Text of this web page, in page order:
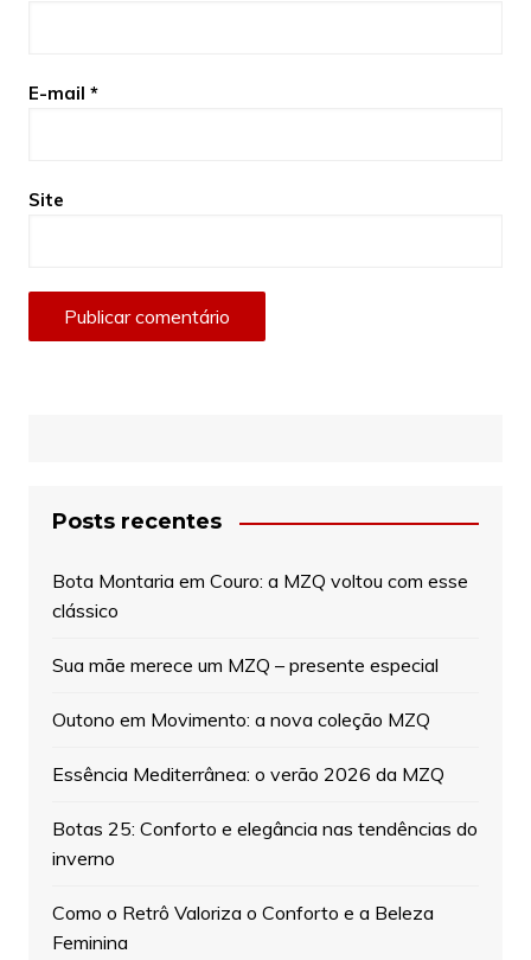
E-mail *
Site
Posts recentes
Bota Montaria em Couro: a MZQ voltou com esse
clássico
Sua mãe merece um MZQ – presente especial
Outono em Movimento: a nova coleção MZQ
Essência Mediterrânea: o verão 2026 da MZQ
Botas 25: Conforto e elegância nas tendências do
inverno
Como o Retrô Valoriza o Conforto e a Beleza
Feminina